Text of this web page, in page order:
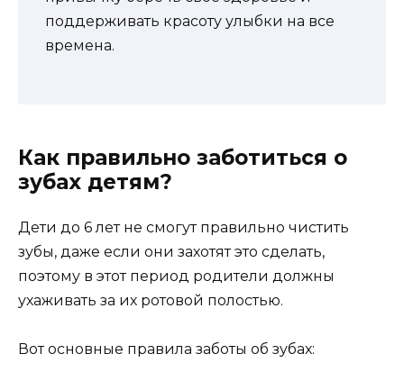
поддерживать красоту улыбки на все
времена.
Как правильно заботиться о
зубах детям?
Дети до 6 лет не смогут правильно чистить
зубы, даже если они захотят это сделать,
поэтому в этот период родители должны
ухаживать за их ротовой полостью.
Вот основные правила заботы об зубах: